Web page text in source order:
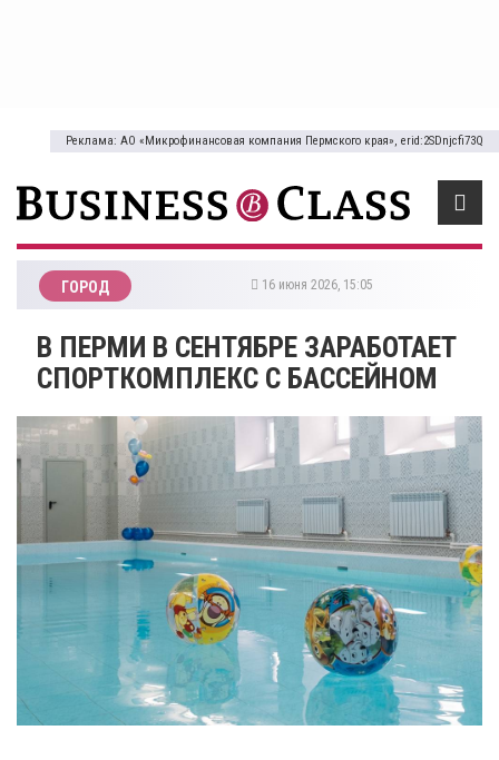
Реклама: АО «Микрофинансовая компания Пермского края», erid:2SDnjcfi73Q
ГОРОД 16 июня 2026, 15:05
В ПЕРМИ В СЕНТЯБРЕ ЗАРАБОТАЕТ
СПОРТКОМПЛЕКС С БАССЕЙНОМ